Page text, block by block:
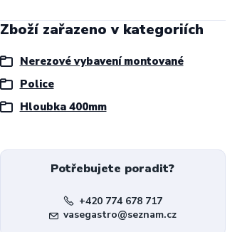
Zboží zařazeno v kategoriích
Nerezové vybavení montované
Police
Hloubka 400mm
Potřebujete poradit?
+420 774 678 717
vasegastro@seznam.cz